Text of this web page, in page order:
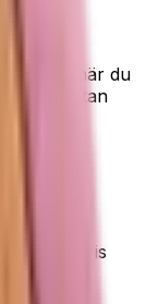
när du
Serum utan
ändra pris